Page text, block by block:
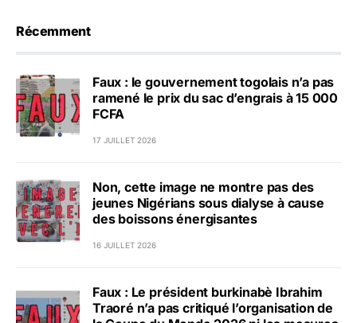
Récemment
Faux : le gouvernement togolais n’a pas
ramené le prix du sac d’engrais à 15 000
FCFA
17 JUILLET 2026
Non, cette image ne montre pas des
jeunes Nigérians sous dialyse à cause
des boissons énergisantes
16 JUILLET 2026
Faux : Le président burkinabè Ibrahim
Traoré n’a pas critiqué l’organisation de